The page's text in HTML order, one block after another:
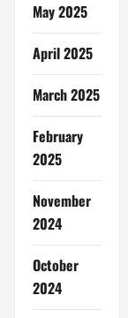
May 2025
April 2025
March 2025
February
2025
November
2024
October
2024